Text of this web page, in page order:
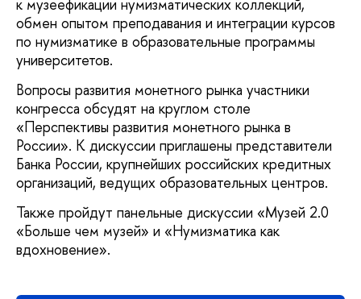
к музеефикации нумизматических коллекций,
обмен опытом преподавания и интеграции курсов
по нумизматике в образовательные программы
университетов.
Вопросы развития монетного рынка участники
конгресса обсудят на круглом столе
«Перспективы развития монетного рынка в
России». К дискуссии приглашены представители
Банка России, крупнейших российских кредитных
организаций, ведущих образовательных центров.
Также пройдут панельные дискуссии «Музей 2.0
«Больше чем музей» и «Нумизматика как
вдохновение».